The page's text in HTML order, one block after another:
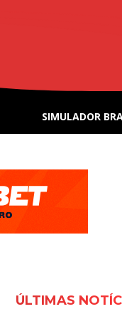
SIMULADOR
ÚLTIMAS